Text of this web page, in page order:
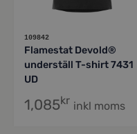
109842
Flamestat Devold®
underställ T-shirt 7431
UD
1,085kr inkl moms